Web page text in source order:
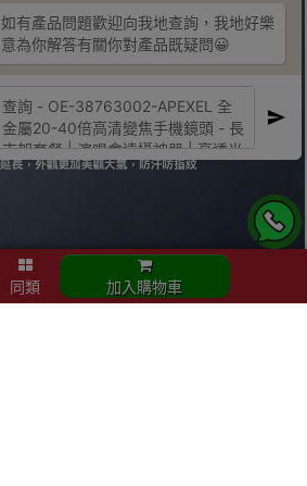
如有產品問題歡迎向我地查詢，我地好樂
意為你解答有關你對產品既疑問😀
同類 加入購物車